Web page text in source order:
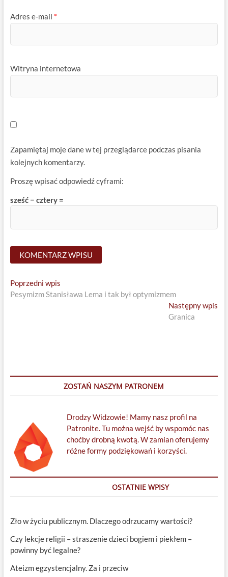
Adres e-mail *
Witryna internetowa
Zapamiętaj moje dane w tej przeglądarce podczas pisania
kolejnych komentarzy.
Proszę wpisać odpowiedź cyframi:
sześć − cztery =
Nawigacja
wpisu
Poprzedni wpisPrevious
post:
Pesymizm Stanisława Lema i tak był optymizmem
Następny wpis
Granica
ZOSTAŃ NASZYM PATRONEM
Drodzy Widzowie! Mamy nasz profil na
Patronite. Tu można wejść by wspomóc nas
choćby drobną kwotą. W zamian oferujemy
różne formy podziękowań i korzyści.
OSTATNIE WPISY
Zło w życiu publicznym. Dlaczego odrzucamy wartości?
Czy lekcje religii – straszenie dzieci bogiem i piekłem –
powinny być legalne?
Ateizm egzystencjalny. Za i przeciw